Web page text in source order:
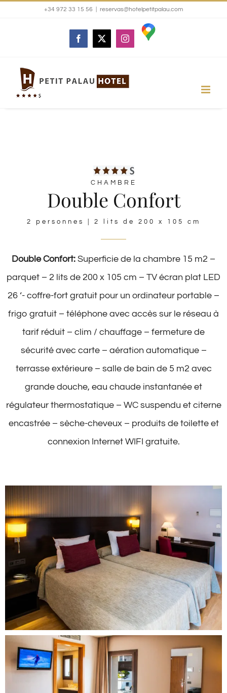
+34 972 33 15 56 reservas@hotelpetitpalau.com
Facebook
X Instagram
Google
CHAMBRE
Double Confort
2 personnes | 2 lits de 200 x 105 cm
Double Confort: Superficie de la chambre 15 m2 –
parquet – 2 lits de 200 x 105 cm – TV écran plat LED
26 ‘- coffre-fort gratuit pour un ordinateur portable –
frigo gratuit – téléphone avec accès sur le réseau à
tarif réduit – clim / chauffage – fermeture de
sécurité avec carte – aération automatique –
terrasse extérieure – salle de bain de 5 m2 avec
grande douche, eau chaude instantanée et
régulateur thermostatique – WC suspendu et citerne
encastrée – sèche-cheveux – produits de toilette et
connexion Internet WIFI gratuite.